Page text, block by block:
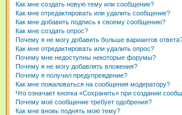
Как мне создать новую тему или сообщение?
Как мне отредактировать или удалить сообщение?
Как мне добавить подпись к своему сообщению?
Как мне создать опрос?
Почему я не могу добавить больше вариантов
Как мне отредактировать или удалить опрос?
Почему мне недоступны некоторые форумы?
Почему я не могу добавлять вложения?
Почему я получил предупреждение?
Как мне пожаловаться на сообщения модератору?
Что означает кнопка «Сохранить» при создании
Почему моё сообщение требует одобрения?
Как мне вновь поднять мою тему?